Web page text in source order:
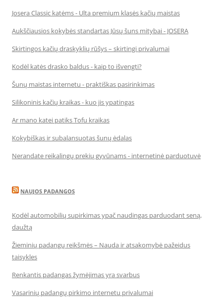
Josera Classic katėms - Ulta premium klasės kačių maistas
Aukščiausios kokybės standartas Jūsų šuns mitybai - JOSERA
Skirtingos kačių draskyklių rūšys – skirtingi privalumai
Kodėl katės drasko baldus - kaip to išvengti?
Šunų maistas internetu - praktiškas pasirinkimas
Silikoninis kačių kraikas - kuo jis ypatingas
Ar mano katei patiks Tofu kraikas
Kokybiškas ir subalansuotas šunų ėdalas
Nerandate reikalingų prekių gyvūnams - internetinė parduotuvė
NAUJOS PADANGOS
Kodėl automobilių supirkimas ypač naudingas parduodant seną,
daužtą
Žieminių padangų reikšmės – Nauda ir atsakomybė pažeidus
taisykles
Renkantis padangas žymėjimas yra svarbus
Vasarinių padangų pirkimo internetu privalumai